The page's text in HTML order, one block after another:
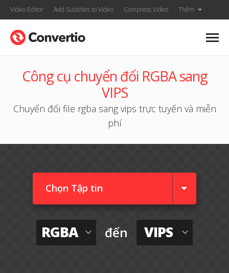
Video Editor Add Subtitles to Video Compress Video Thêm
Công cụ chuyển đổi RGBA sang
VIPS
Chuyển đổi file rgba sang vips trực tuyến và miễn
phí
Chọn Tập tin
RGBA đến VIPS